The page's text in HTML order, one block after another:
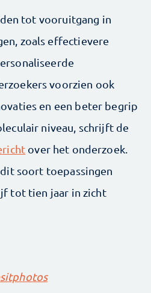
tot vooruitgang in
zoals effectievere
voorzien ook
en een beter begrip
niveau, schrijft de
over het onderzoek.
soort toepassingen
tot tien jaar in zicht